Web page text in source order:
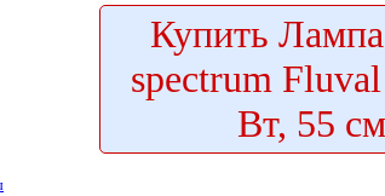
Купить
spectrum
Вт, 55 см